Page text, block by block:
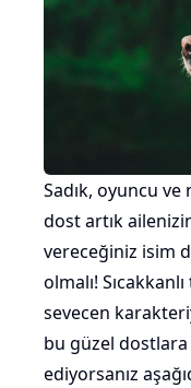
Sadık, oyuncu
dost artık
vereceğiniz isim
olmalı!
sevecen
bu güzel dostlara
ediyorsanız